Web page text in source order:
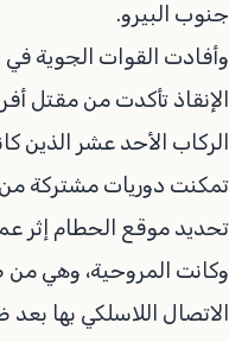
جنوب البيرو.
وأفادت القوات الجوية في
الإنقاذ تأكدت من مقتل
الركاب الأحد عشر الذين
تمكنت دوريات مشتركة
تحديد موقع الحطام إثر
الاتصال اللاسلكي بها